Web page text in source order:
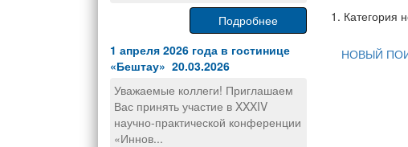
Подробнее
1 апреля 2026 года в гостинице
«Бештау» 20.03.2026
Уважаемые коллеги! Приглашаем
Вас принять участие в XXXIV
научно-практической конференции
«Иннов...
1. Категория
НОВЫЙ